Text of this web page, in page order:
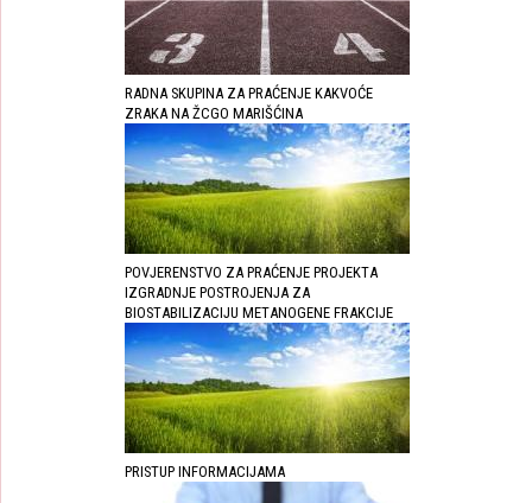
RADNA SKUPINA ZA PRAĆENJE KAKVOĆE
ZRAKA NA ŽCGO MARIŠĆINA
POVJERENSTVO ZA PRAĆENJE PROJEKTA
IZGRADNJE POSTROJENJA ZA
BIOSTABILIZACIJU METANOGENE FRAKCIJE
PRISTUP INFORMACIJAMA